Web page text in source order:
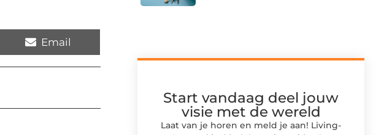
Email
Start vandaag deel jouw
visie met de wereld
Laat van je horen en meld je aan! Living-